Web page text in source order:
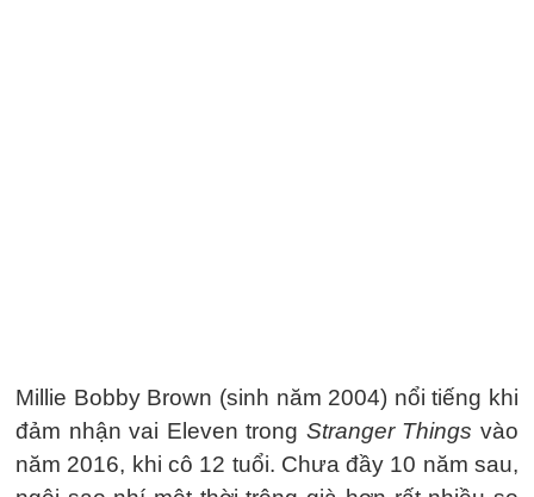
Millie Bobby Brown (sinh năm 2004) nổi tiếng khi
đảm nhận vai Eleven trong Stranger Things vào
năm 2016, khi cô 12 tuổi. Chưa đầy 10 năm sau,